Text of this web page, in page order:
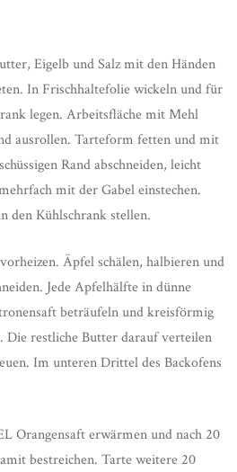
Eigelb und Salz mit den Händen
In Frischhaltefolie wickeln und für
legen. Arbeitsfläche mit Mehl
ausrollen. Tarteform fetten und mit
Rand abschneiden, leicht
mit der Gabel einstechen.
den Kühlschrank stellen.
Äpfel schälen, halbieren und
Jede Apfelhälfte in dünne
beträufeln und kreisförmig
restliche Butter darauf verteilen
Im unteren Drittel des Backofens
Orangensaft erwärmen und nach 20
bestreichen. Tarte weitere 20